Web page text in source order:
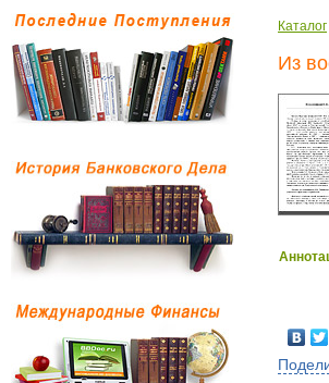
Каталог
Из